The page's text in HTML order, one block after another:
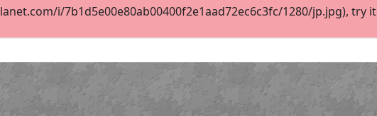
i/7b1d5e00e80ab00400f2e1aad72ec6c3fc/1280/jp.jpg), try it